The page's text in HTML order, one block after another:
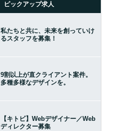
ピックアップ求人
私たちと共に、未来を創っていけ
るスタッフを募集！
9割以上が直クライアント案件。
多種多様なデザインを。
【キトビ】Webデザイナー／Web
ディレクター募集